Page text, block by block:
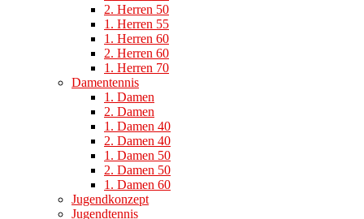
2. Herren 50
1. Herren 55
1. Herren 60
2. Herren 60
1. Herren 70
Damentennis
1. Damen
2. Damen
1. Damen 40
2. Damen 40
1. Damen 50
2. Damen 50
1. Damen 60
Jugendkonzept
Jugendtennis